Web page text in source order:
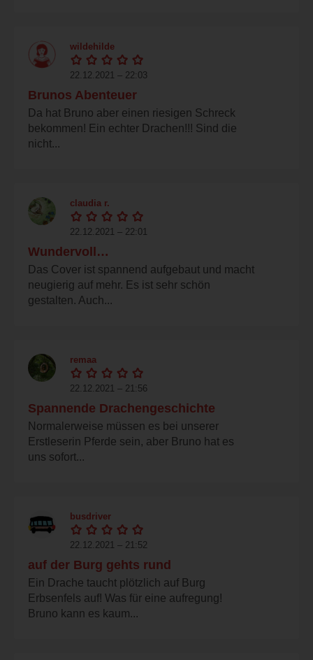
wildehilde
22.12.2021 – 22:03
Brunos Abenteuer
Da hat Bruno aber einen riesigen Schreck
bekommen! Ein echter Drachen!!! Sind die
nicht...
claudia r.
22.12.2021 – 22:01
Wundervoll…
Das Cover ist spannend aufgebaut und macht
neugierig auf mehr. Es ist sehr schön
gestalten. Auch...
remaa
22.12.2021 – 21:56
Spannende Drachengeschichte
Normalerweise müssen es bei unserer
Erstleserin Pferde sein, aber Bruno hat es
uns sofort...
busdriver
22.12.2021 – 21:52
auf der Burg gehts rund
Ein Drache taucht plötzlich auf Burg
Erbsenfels auf! Was für eine aufregung!
Bruno kann es kaum...